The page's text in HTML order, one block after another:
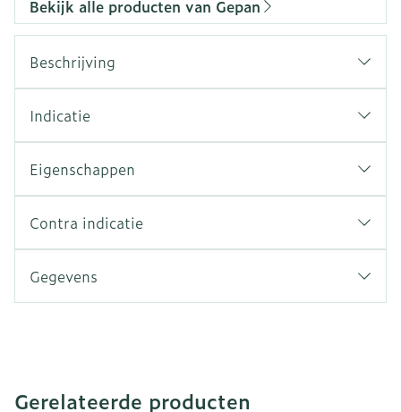
Bekijk alle producten van Gepan
Beschrijving
Indicatie
Eigenschappen
Contra indicatie
Gegevens
Gerelateerde producten